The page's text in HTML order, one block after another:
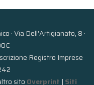
· Via Dell'Artigianato, 8 ·
Registro Imprese
sito Overprint | Siti